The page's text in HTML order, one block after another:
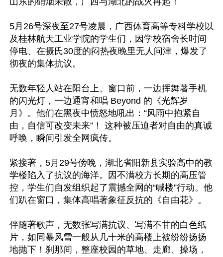
5月26号深夜至27号凌晨，广西体育高等专科学校以
及桂林航天工业学院的学生们，因学校宿舍长时间
停电、在摄氏30度的闷热夜晚里无人问津，爆发了
彻夜的集体抗议。
无数年轻人站在阳台上、窗口前，一边挥舞著手机
的闪光灯，一边通宵和唱 Beyond 的《光辉岁
月》。他们在黑夜中愤怒地吼出：“风雨中抱紧自
由，自信可改变未来”！ 这种被压迫者对自由的真诚
呼唤，瞬间引发全网疯传。
紧接著，5月29号傍晚，湖北省阳新县实验高中的教
学楼陷入了抗议的海洋。因不满校方长期的高压管
控，学生们自发组织起了震撼全网的“喊楼”行动。他
们趴在窗口，集体高唱著象征反抗的《自由花》。
伴随著歌声，无数张写满抗议、写满不甘的白色纸
片，如同暴风雪一般从几十米的高楼上被纷纷扬扬
地抛下！刹那间，整座校园的草地、走廊、操场，